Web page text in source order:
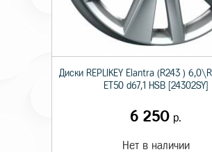
Диски RЕPLIKEY Elantra (R243 )
ET50 d67,1 HSB [24302SY]
6 250 р.
Нет в наличии